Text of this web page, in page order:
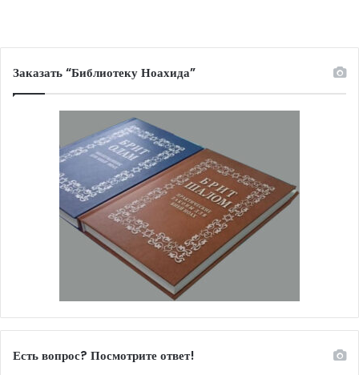
Заказать “Библиотеку Ноахида”
Есть вопрос? Посмотрите ответ!